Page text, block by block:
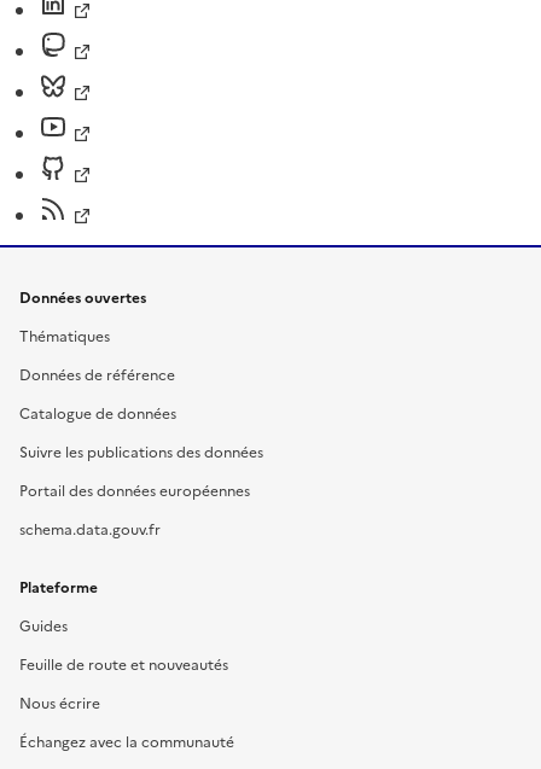
Données ouvertes
Thématiques
Données de référence
Catalogue de données
Suivre les publications des données
Portail des données européennes
schema.data.gouv.fr
Plateforme
Guides
Feuille de route et nouveautés
Nous écrire
Échangez avec la communauté